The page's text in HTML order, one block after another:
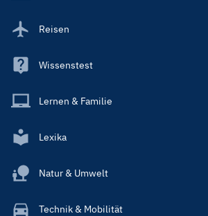
Reisen
Wissenstest
Lernen & Familie
Lexika
Natur & Umwelt
Technik & Mobilität